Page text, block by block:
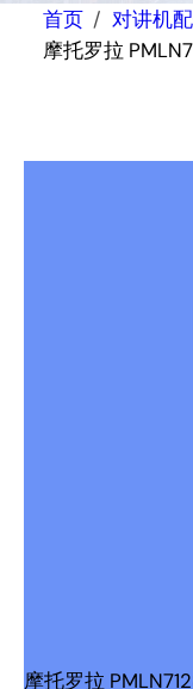
首页
对讲机
摩托罗拉
摩托罗拉